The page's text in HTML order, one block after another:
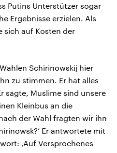
Putins Unterstützer sogar
Ergebnisse erzielen. Als
sich auf Kosten der
Schirinowskij hier
zu stimmen. Er hat alles
sagte, Muslime sind unsere
Kleinbus an die
der Wahl fragten wir ihn
Er antwortete mit
‚Auf Versprochenes